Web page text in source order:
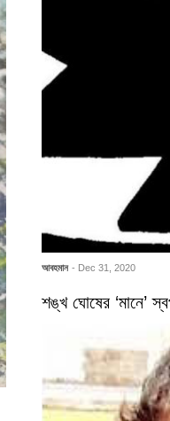
আবহমান - Dec 31, 2020
শঙ্খ ঘোষের ‘মানে’